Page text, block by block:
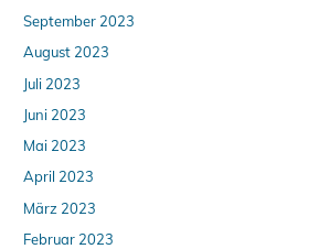
September 2023
August 2023
Juli 2023
Juni 2023
Mai 2023
April 2023
März 2023
Februar 2023